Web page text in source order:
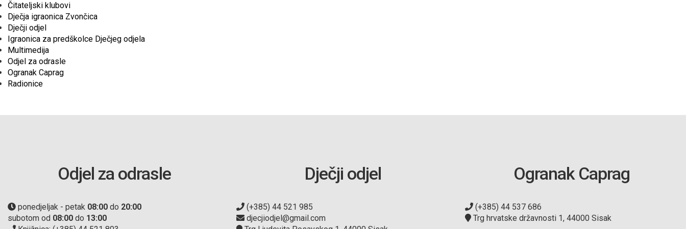
Čitateljski klubovi
Dječja igraonica Zvončica
Dječji odjel
Igraonica za predškolce Dječjeg odjela
Multimedija
Odjel za odrasle
Ogranak Caprag
Radionice
Odjel za odrasle
ponedjeljak - petak 08:00 do 20:00
subotom od 08:00 do 13:00
Dječji odjel
(+385) 44 521 985
djecjiodjel@gmail.com
Ogranak Caprag
(+385) 44 537 686
Trg hrvatske državnosti 1, 44000 Sisak